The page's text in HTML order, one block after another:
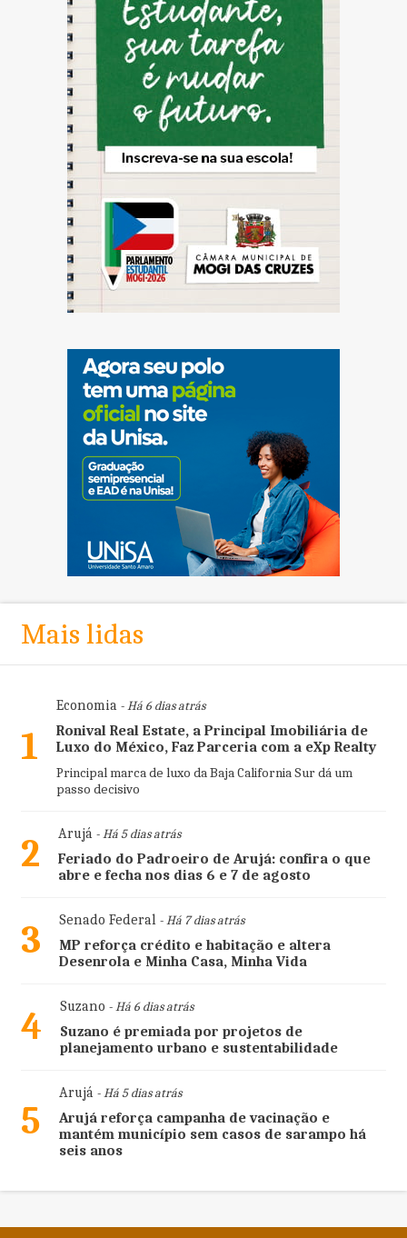
Mais lidas
1
Economia- Há 6 dias atrás
Ronival Real Estate, a Principal Imobiliária de
Luxo do México, Faz Parceria com a eXp Realty
Principal marca de luxo da Baja California Sur dá um
passo decisivo
2 Arujá- Há 5 dias atrás
Feriado do Padroeiro de Arujá: confira o que
abre e fecha nos dias 6 e 7 de agosto
3 Senado Federal- Há 7 dias atrás
MP reforça crédito e habitação e altera
Desenrola e Minha Casa, Minha Vida
4 Suzano - Há 6 dias atrás
Suzano é premiada por projetos de
planejamento urbano e sustentabilidade
5
Arujá- Há 5 dias atrás
Arujá reforça campanha de vacinação e
mantém município sem casos de sarampo há
seis anos